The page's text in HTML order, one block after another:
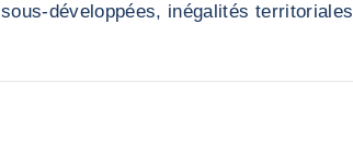
sous-développées, inégalités territoriales